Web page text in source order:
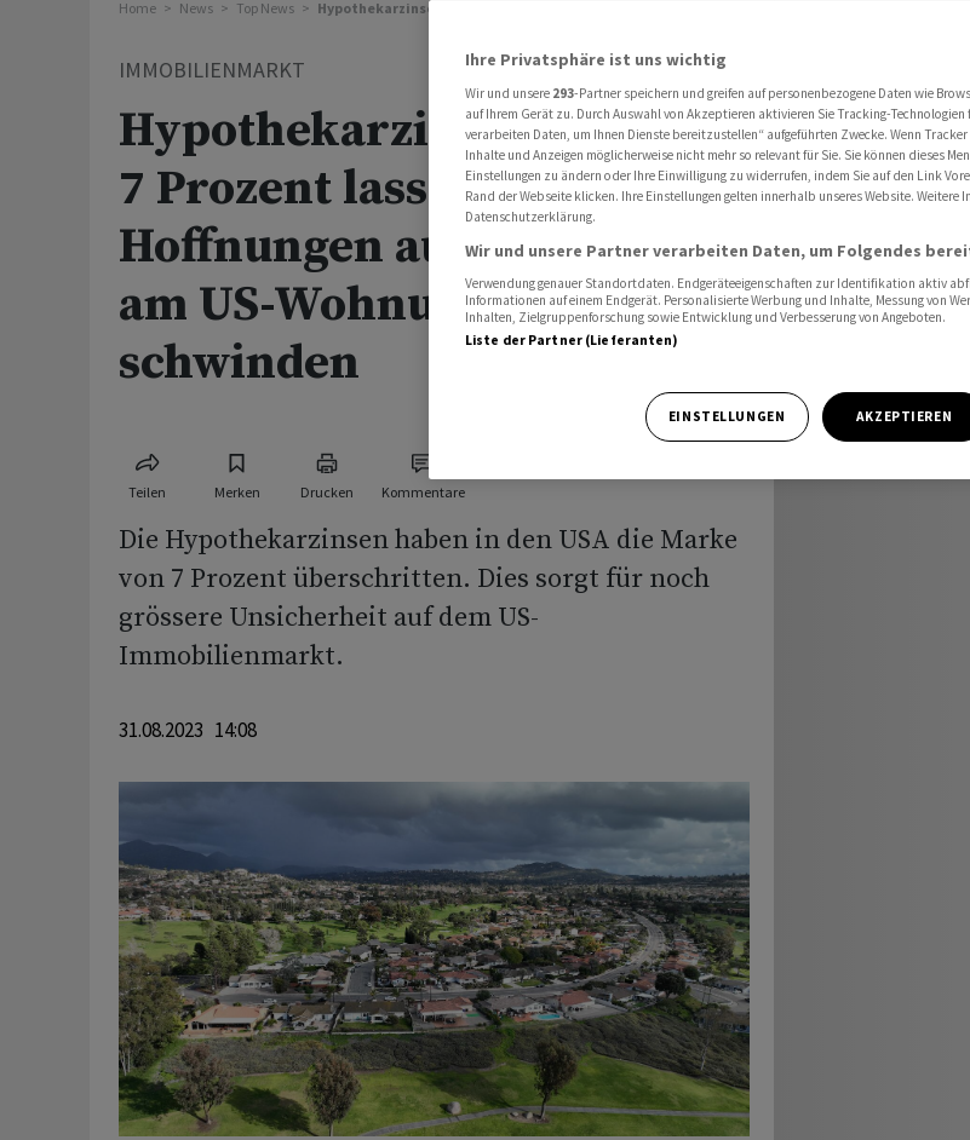
Home News Top News Hypothekarzinsen von über 7 Prozent lassen Hoffnungen auf Tauwetter am US-Wohnungsmarkt
IMMOBILIENMARKT
Hypothekarzinsen von über
7 Prozent lassen
Hoffnungen auf Tauwetter
am US-Wohnungsmarkt
schwinden
Teilen Merken Drucken Kommentare
Die Hypothekarzinsen haben in den USA die Marke
von 7 Prozent überschritten. Dies sorgt für noch
grössere Unsicherheit auf dem US-
Immobilienmarkt.
31.08.2023 14:08
Ihre Privatsphäre ist uns wichtig
Wir und unsere 293-Partner speichern und greifen auf personenbezogene Daten wie
auf Ihrem Gerät zu. Durch Auswahl von Akzeptieren aktivieren Sie Tracking-
verarbeiten Daten, um Ihnen Dienste bereitzustellen“ aufgeführten Zwecke. Wenn
Inhalte und Anzeigen möglicherweise nicht mehr so relevant für Sie. Sie können dieses
Einstellungen zu ändern oder Ihre Einwilligung zu widerrufen, indem Sie auf den Link
Rand der Webseite klicken. Ihre Einstellungen gelten innerhalb unseres Website. Weitere
Datenschutzerklärung.
Wir und unsere Partner verarbeiten Daten, um Folgendes
Verwendung genauer Standortdaten. Endgeräteeigenschaften zur Identifikation aktiv
Informationen auf einem Endgerät. Personalisierte Werbung und Inhalte, Messung von
Inhalten, Zielgruppenforschung sowie Entwicklung und Verbesserung von Angeboten.
Liste der Partner (Lieferanten)
EINSTELLUNGEN AKZEPTIEREN